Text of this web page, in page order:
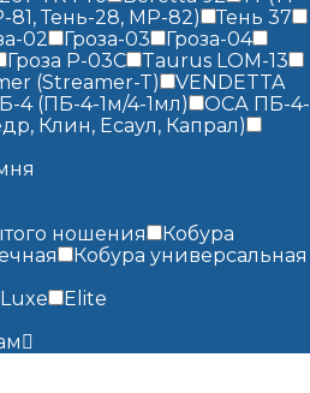
Тень-28, MP-82)
Тень 37
02 Гроза-03
Гроза-04
Гроза Р-03С
Taurus LOM-13
(Streamer-T)
VENDETTA
4 (ПБ-4-1м/4-1мл)
ОСА ПБ-4-
Клин, Есаул, Капрал)
ношения
Кобура
Кобура универсальная
Luxe
Elite